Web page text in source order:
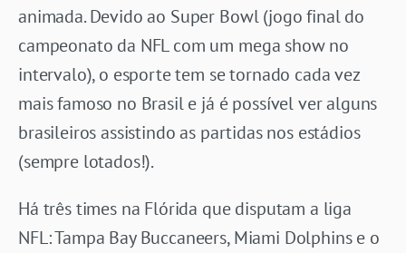
animada. Devido ao Super Bowl (jogo final do
campeonato da NFL com um mega show no
intervalo), o esporte tem se tornado cada vez
mais famoso no Brasil e já é possível ver alguns
brasileiros assistindo as partidas nos estádios
(sempre lotados!).
Há três times na Flórida que disputam a liga
NFL: Tampa Bay Buccaneers, Miami Dolphins e o